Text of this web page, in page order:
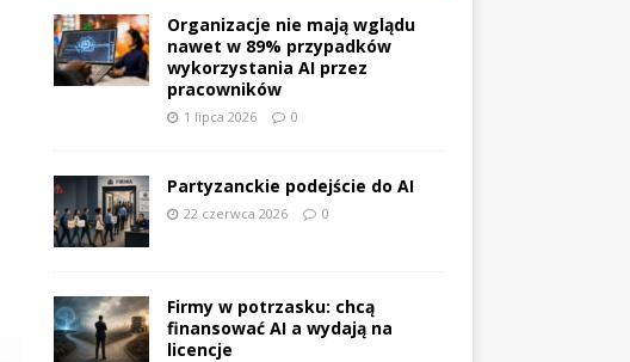
Organizacje nie mają wglądu
nawet w 89% przypadków
wykorzystania AI przez
pracowników
1 lipca 2026 0
Partyzanckie podejście do AI
22 czerwca 2026 0
Firmy w potrzasku: chcą
finansować AI a wydają na
licencje